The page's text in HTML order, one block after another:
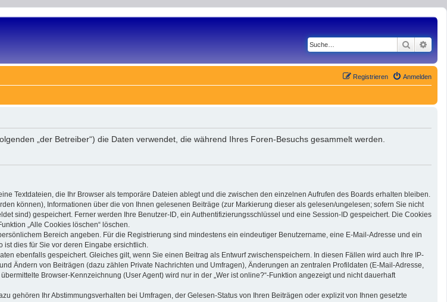
Suche
Anmelden
Registrieren
„der Betreiber“) die Daten verwendet, die während Ihres Foren-Besuchs gesammelt werden.
Textdateien, die Ihr Browser als temporäre Dateien ablegt und die zwischen den einzelnen Aufrufen des Boards erhalten bleiben.
können), Informationen über die von Ihnen gelesenen Beiträge (zur Markierung dieser als gelesen/ungelesen; sofern Sie nicht
sind) gespeichert. Ferner werden Ihre Benutzer-ID, ein Authentifizierungsschlüssel und eine Session-ID gespeichert. Die Cookies
„Alle Cookies löschen“ löschen.
Bereich angeben. Für die Registrierung sind mindestens ein eindeutiger Benutzername, eine E-Mail-Adresse und ein
dies für Sie vor deren Eingabe ersichtlich.
ebenfalls gespeichert. Gleiches gilt, wenn Sie einen Beitrag als Entwurf zwischenspeichern. In diesen Fällen wird auch Ihre IP-
Ändern von Beiträgen (dazu zählen Private Nachrichten und Umfragen), Änderungen an zentralen Profildaten (E-Mail-Adresse,
Browser-Kennzeichnung (User Agent) wird nur in der „Wer ist online?“-Funktion angezeigt und nicht dauerhaft
gehören Ihr Abstimmungsverhalten bei Umfragen, der Gelesen-Status von Ihren Beiträgen oder explizit von Ihnen gesetzte